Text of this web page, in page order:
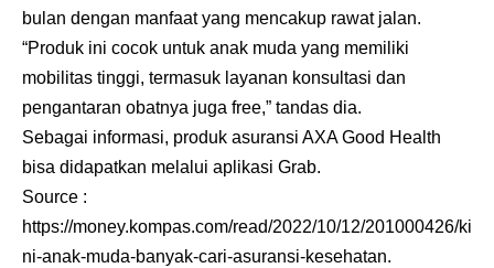
bulan dengan manfaat yang mencakup rawat jalan.
“Produk ini cocok untuk anak muda yang memiliki
mobilitas tinggi, termasuk layanan konsultasi dan
pengantaran obatnya juga free,” tandas dia.
Sebagai informasi, produk asuransi AXA Good Health
bisa didapatkan melalui aplikasi Grab.
Source :
https://money.kompas.com/read/2022/10/12/201000426/ki
ni-anak-muda-banyak-cari-asuransi-kesehatan.